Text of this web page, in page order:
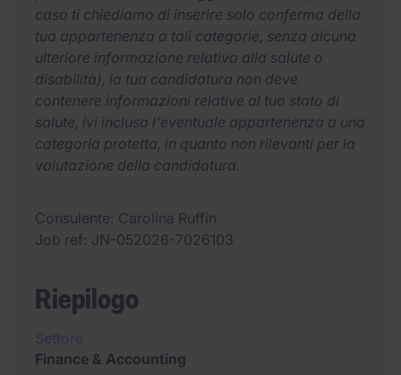
caso ti chiediamo di inserire solo conferma della
tua appartenenza a tali categorie, senza alcuna
ulteriore informazione relativa alla salute o
disabilità), la tua candidatura non deve
contenere informazioni relative al tuo stato di
salute, ivi inclusa l'eventuale appartenenza a una
categoria protetta, in quanto non rilevanti per la
valutazione della candidatura.
Consulente Carolina Ruffin
Job ref JN-052026-7026103
Riepilogo
Finance & Accounting